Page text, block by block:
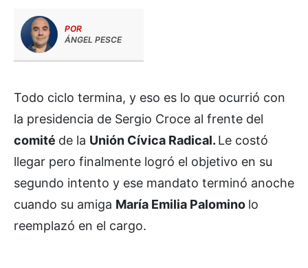
POR
ÁNGEL PESCE
Todo ciclo termina, y eso es lo que ocurrió con
la presidencia de Sergio Croce al frente del
comité de la Unión Cívica Radical. Le costó
llegar pero finalmente logró el objetivo en su
segundo intento y ese mandato terminó anoche
cuando su amiga María Emilia Palomino lo
reemplazó en el cargo.